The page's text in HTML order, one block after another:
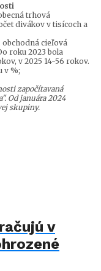
trhová
divákov v tisícoch a
cieľová
roku 2023 bola
v 2025 14-56 rokov.
v %;
započítavaná
Od januára 2024
skupiny.
v